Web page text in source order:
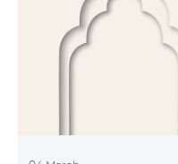
Կիրակի-08․03 Երևան Կենտրոն Իսակովի
պողոտա 3/7 09:00-
Երևան Կենտրոն